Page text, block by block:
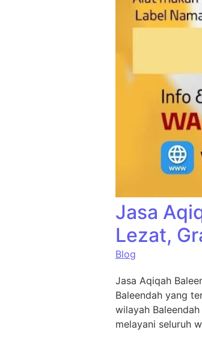
Jasa
Lezat,
Blog
Jasa Aqiqah
Baleendah yang
wilayah
melayani seluruh